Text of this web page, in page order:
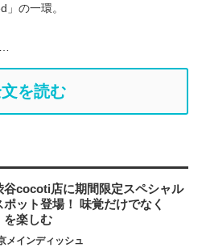
の一環。
を読む
谷cocoti店に期間限定スペシャル
ポット登場！ 味覚だけでなく
を楽しむ
メインディッシュ